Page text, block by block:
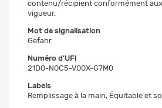
contenu/récipient conformément
vigueur.
Mot de signalisation
Gefahr
Numéro d'UFI
21D0-N0C5-V00X-G7M0
Labels
Remplissage à la main, Équitable et